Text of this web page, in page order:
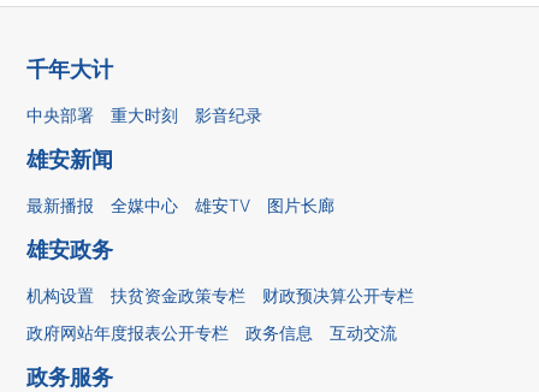
千年大计
中央部署 重大时刻 影音纪录
雄安新闻
最新播报 全媒中心 雄安TV 图片长廊
雄安政务
机构设置 扶贫资金政策专栏
财政预决算公开专栏
政府网站年度报表公开专栏
政务信息 互动交流
政务服务